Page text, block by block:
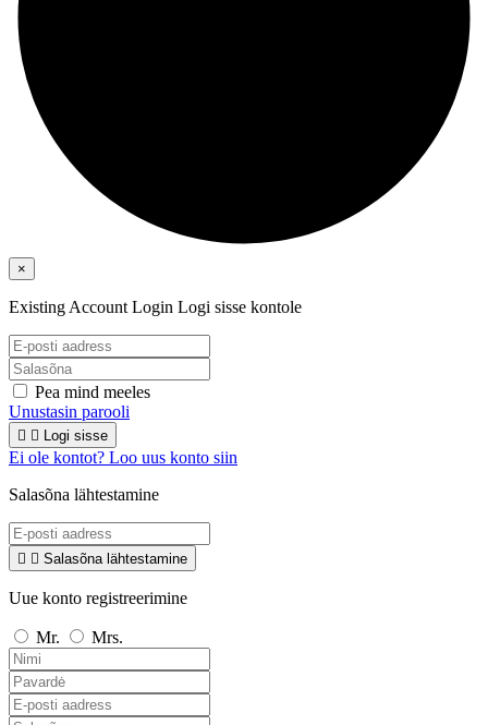
×
Existing Account Login Logi sisse kontole
Pea mind meeles
Unustasin parooli
  Logi sisse
Ei ole kontot? Loo uus konto siin
Salasõna lähtestamine
  Salasõna lähtestamine
Uue konto registreerimine
Mr. Mrs.